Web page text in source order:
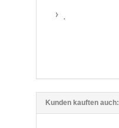
.
Kunden kauften auch: